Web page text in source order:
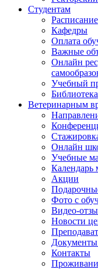
Студентам
Расписание
Кафедры
Оплата
Важные
Онлайн
Учебный
Библиотека
Ветеринарным
Онлайн
Учебные
Календарь
Акции
Фото с
Видео-
Новости
Документы
Контакты